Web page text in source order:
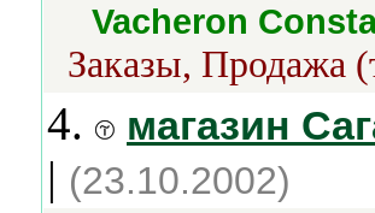
Vacheron
Заказы, Продажа
4. магазин
| (23.10.2002)